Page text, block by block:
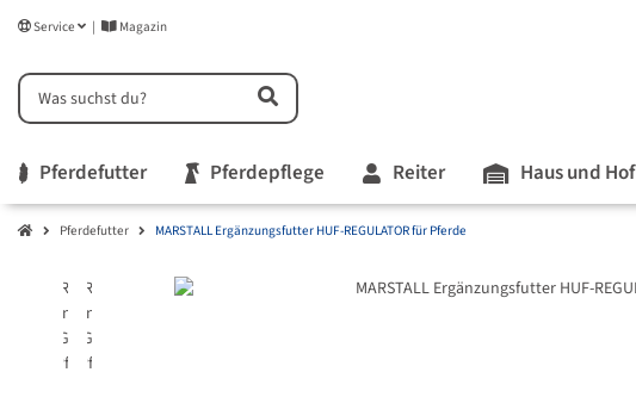
Service Magazin
Pferdefutter Pferdepflege Reiter Haus und Hof
Pferdefutter MARSTALL Ergänzungsfutter HUF-REGULATOR für Pferde